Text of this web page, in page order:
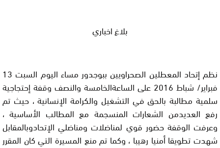
بلاغ اخباري
نظم إتحاد المعطلين الصحراويين ببوجدور مساء اليوم السبت 13
فبراير/ شباط 2016 على الساعةالخامسة والنصف وقفة إحتجاجية
سلمية مطالبة بالحق في التشغيل والكرامة الإنسانية ، حيث تم
رفع العديدمن الشعارات المنسجمة مع المطالب الأساسية ،
وعرفت الوقفة حضور قوي لمناضلات ومناضلي الإتحادوبالمقابل
شهدت تطويقا أمنيا رهيبا ، وكما تم منع المسيرة التي كان المقرر